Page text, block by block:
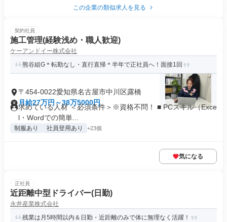
この企業の類似求人を見る
契約社員
施工管理(経験浅め・職人歓迎)
ケーアンドイー株式会社
熊谷組G＊転勤なし・直行直帰＊半年で正社員へ！面接1回
〒454-0022愛知県名古屋市中川区露橋
月給27万円～38万5000円
求めている人材 ＜必須条件＞※資格不問！ ■ PCスキル（Exce
l・Wordでの簡単...
制服あり 社員登用あり +23個
気になる
正社員
近距離中型ドライバー(日勤)
永井産業株式会社
残業は月5時間以内＆日勤・近距離のみで体に無理なく活躍！